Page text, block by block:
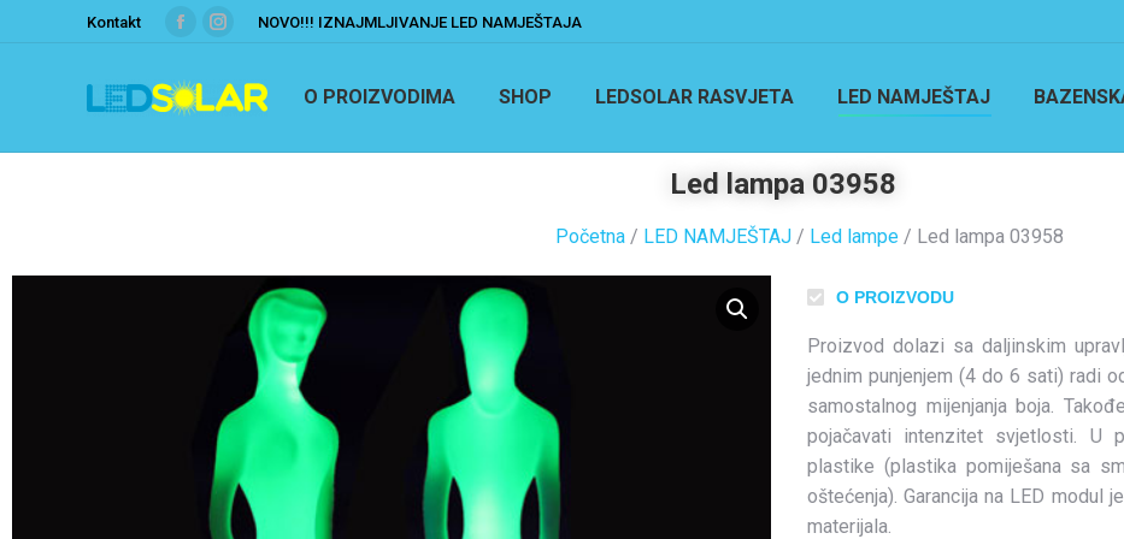
Kontakt NOVO!!! IZNAJMLJIVANJE LED NAMJEŠTAJA
O PROIZVODIMA SHOP LEDSOLAR RASVJETA LED NAMJEŠTAJ
Led lampa 03958
Početna / LED NAMJEŠTAJ / Led lampe / Led lampa 03958
O PROIZVODU
Proizvod dolazi sa daljinskim
jednim punjenjem (4 do 6 sati) radi
samostalnog mijenjanja boja.
pojačavati intenzitet svjetlosti. U
plastike (plastika pomiješana sa
oštećenja). Garancija na LED
materijala.